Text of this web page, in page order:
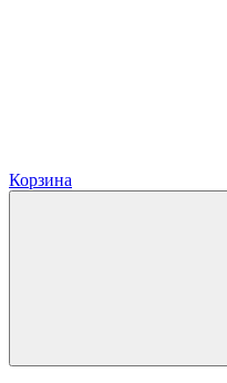
Корзина